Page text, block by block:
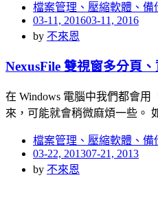
檔案管理、壓縮軟體、備
Posted
on
03-11, 201603-11, 2016
by 不來恩
NexusFile 雙視窗多分頁
在 Windows 電腦中我們都會
來，可能就會稍微麻煩一些。
檔案管理、壓縮軟體、備
Posted
on
03-22, 201307-21, 2013
by 不來恩